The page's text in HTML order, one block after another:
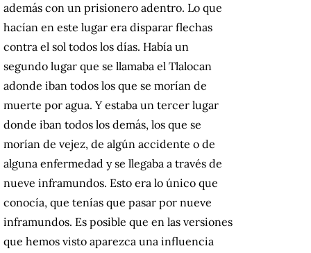
además con un prisionero adentro. Lo que
hacían en este lugar era disparar flechas
contra el sol todos los días. Había un
segundo lugar que se llamaba el Tlalocan
adonde iban todos los que se morían de
muerte por agua. Y estaba un tercer lugar
donde iban todos los demás, los que se
morían de vejez, de algún accidente o de
alguna enfermedad y se llegaba a través de
nueve inframundos. Esto era lo único que
conocía, que tenías que pasar por nueve
inframundos. Es posible que en las versiones
que hemos visto aparezca una influencia